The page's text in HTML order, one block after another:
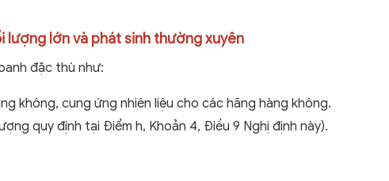
lượng lớn và phát sinh thường xuyên
đặc thù như:
không, cung ứng nhiên liệu cho các hãng hàng không.
quy định tại Điểm h, Khoản 4, Điều 9 Nghị định này).